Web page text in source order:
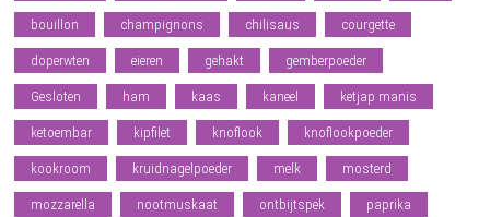
bouillon champignons chilisaus courgette
doperwten eieren gehakt gemberpoeder
Gesloten ham kaas kaneel ketjap manis
ketoembar kipfilet knoflook knoflookpoeder
kookroom kruidnagelpoeder melk mosterd
mozzarella nootmuskaat ontbijtspek paprika